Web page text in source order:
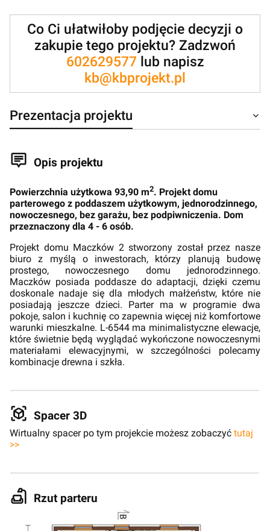
Co Ci ułatwiłoby podjęcie decyzji o
zakupie tego projektu? Zadzwoń
602629577lub napisz
kb@kbprojekt.pl
Prezentacja projektu
Opis projektu
Powierzchnia użytkowa 93,90 m2. Projekt domu
parterowego z poddaszem użytkowym, jednorodzinnego,
nowoczesnego, bez garażu, bez podpiwniczenia. Dom
przeznaczony dla 4 - 6 osób.
Projekt domu Maczków 2 stworzony został przez nasze
biuro z myślą o inwestorach, którzy planują budowę
prostego, nowoczesnego domu jednorodzinnego.
Maczków posiada poddasze do adaptacji, dzięki czemu
doskonale nadaje się dla młodych małżeństw, które nie
posiadają jeszcze dzieci. Parter ma w programie dwa
pokoje, salon i kuchnię co zapewnia więcej niż komfortowe
warunki mieszkalne. L-6544 ma minimalistyczne elewacje,
które świetnie będą wyglądać wykończone nowoczesnymi
materiałami elewacyjnymi, w szczególności polecamy
kombinacje drewna i szkła.
Spacer 3D
Wirtualny spacer po tym projekcie możesz zobaczyć tutaj
>>
Rzut parteru